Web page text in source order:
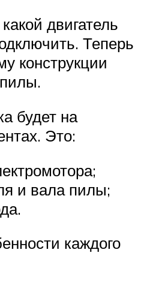
двигатель
Теперь
конструкции
будет на
Это:
и вала пилы;
каждого